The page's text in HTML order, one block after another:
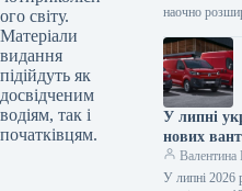
ого світу.
Матеріали
видання
підійдуть як
досвідченим
водіям, так і
початківцям.
наочно
відсоткову
місяців від…
У липні
нових
зростання
відсотки.
Валентина
У липні 2026